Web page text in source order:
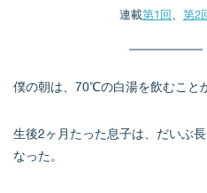
連載第1回 第2
僕の朝は、70℃の白湯を飲むこと
生後2ヶ月たった息子は、だいぶ
なった。